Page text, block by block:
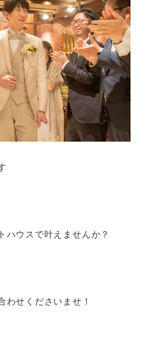
ハウスで叶えませんか？
わせくださいませ！